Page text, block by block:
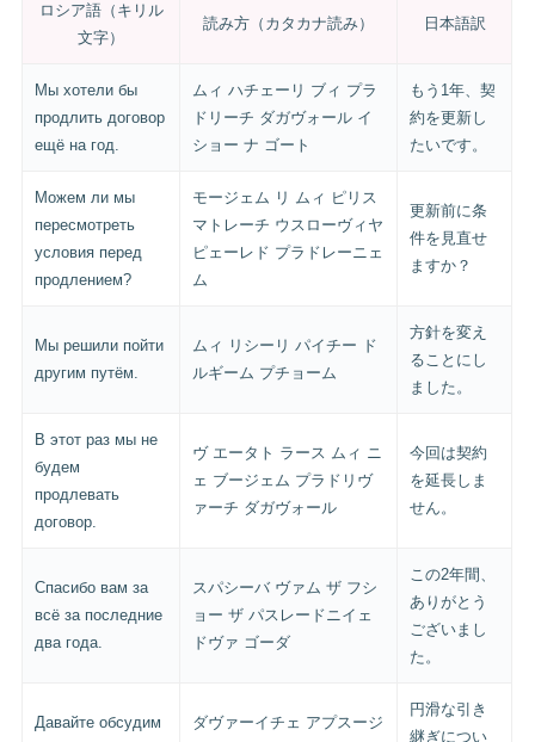
ロシア語（キリル
文字）
読み方（カタカナ読み） 日本語訳
Мы хотели бы
продлить договор
ещё на год.
ムィ ハチェーリ ブィ プラ
ドリーチ ダガヴォール イ
ショー ナ ゴート
もう1年、契
約を更新し
たいです。
Можем ли мы
пересмотреть
условия перед
продлением?
モージェム リ ムィ ピリス
マトレーチ ウスローヴィヤ
ピェーレド プラドレーニェ
ム
更新前に条
件を見直せ
ますか？
Мы решили пойти
другим путём.
ムィ リシーリ パイチー ド
ルギーム プチョーム
方針を変え
ることにし
ました。
В этот раз мы не
будем
продлевать
договор.
ヴ エータト ラース ムィ ニ
ェ ブージェム プラドリヴ
ァーチ ダガヴォール
今回は契約
を延長しま
せん。
Спасибо вам за
всё за последние
два года.
スパシーバ ヴァム ザ フシ
ョー ザ パスレードニイェ
ドヴァ ゴーダ
この2年間、
ありがとう
ございまし
た。
Давайте обсудим
ダヴァーイチェ アプスージ
円滑な引き
継ぎについ